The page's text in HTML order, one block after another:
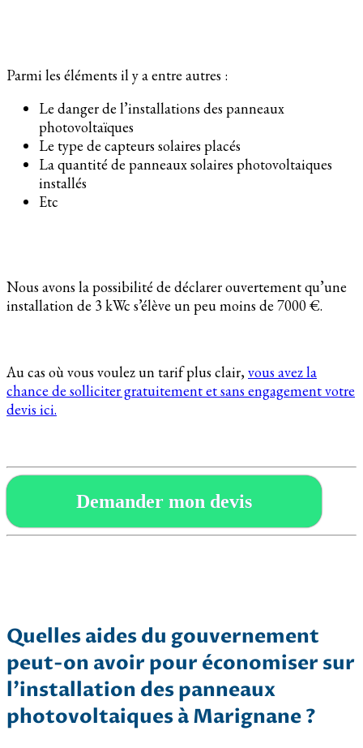
Parmi les éléments il y a entre autres :
Le danger de l’installations des panneaux
photovoltaïques
Le type de capteurs solaires placés
La quantité de panneaux solaires photovoltaiques
installés
Etc
Nous avons la possibilité de déclarer ouvertement qu’une
installation de 3 kWc s’élève un peu moins de 7000 €.
Au cas où vous voulez un tarif plus clair,vous avez la
chance de solliciter gratuitement et sans engagement votre
devis ici.
Demander mon devis
Quelles aides du gouvernement
peut-on avoir pour économiser sur
l’installation des panneaux
photovoltaiques à Marignane ?